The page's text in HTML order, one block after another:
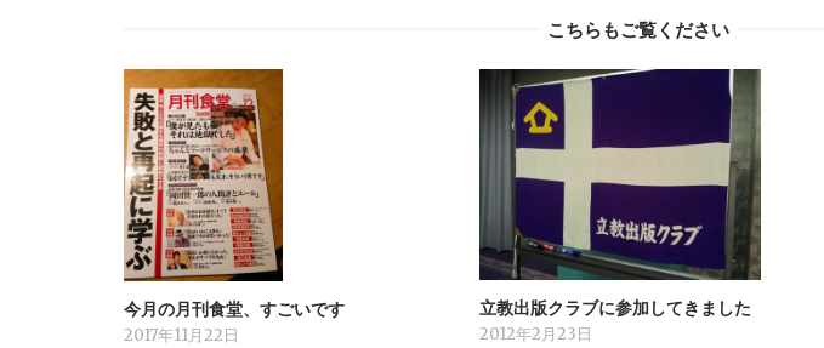
こちらもご覧ください
今月の月刊食堂、すごいです
2017年11月22日
立教出版クラブに参加してきました
2012年2月23日